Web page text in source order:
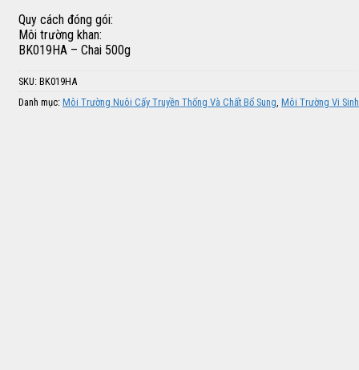
Quy cách đóng gói:
Môi trường khan:
BK019HA – Chai 500g
SKU: BK019HA
Danh mục: Môi Trường Nuôi Cấy Truyền Thống Và Chất Bổ Sung Môi Trường Vi Sinh